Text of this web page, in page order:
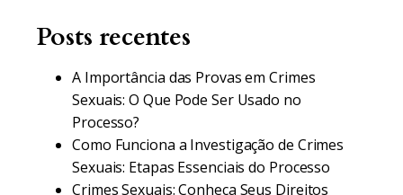
Posts recentes
A Importância das Provas em Crimes
Sexuais: O Que Pode Ser Usado no
Processo?
Como Funciona a Investigação de Crimes
Sexuais: Etapas Essenciais do Processo
Crimes Sexuais: Conheça Seus Direitos